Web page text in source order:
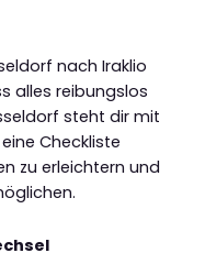
nach Iraklio
alles reibungslos
steht dir mit
Checkliste
zu erleichtern und